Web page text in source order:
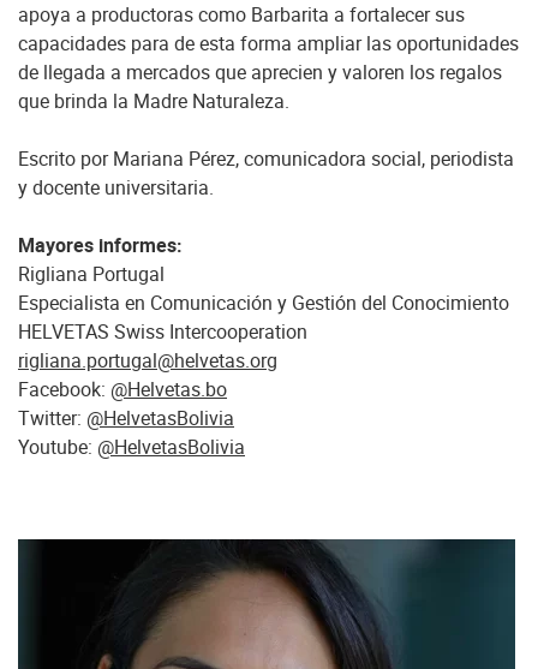
apoya a productoras como Barbarita a fortalecer sus
capacidades para de esta forma ampliar las oportunidades
de llegada a mercados que aprecien y valoren los regalos
que brinda la Madre Naturaleza.
Escrito por Mariana Pérez, comunicadora social, periodista
y docente universitaria.
Mayores informes:
Rigliana Portugal
Especialista en Comunicación y Gestión del Conocimiento
HELVETAS Swiss Intercooperation
rigliana.portugal@helvetas.org
Facebook: @Helvetas.bo
Twitter: @HelvetasBolivia
Youtube: @HelvetasBolivia